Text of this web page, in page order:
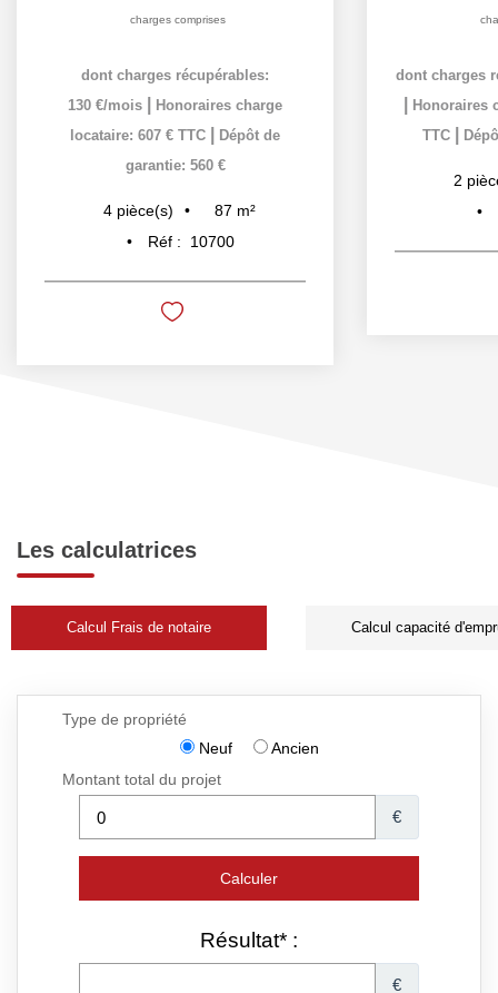
charges comprises
dont charges récupérables:
130 €/mois
Honoraires charge
locataire: 607 € TTC
Dépôt de
garantie: 560 €
4 pièce(s) 87 m²
Réf :
10700
dont charges
Honoraires
TTC
2
Les calculatrices
Calcul Frais de notaire Calcul capacité